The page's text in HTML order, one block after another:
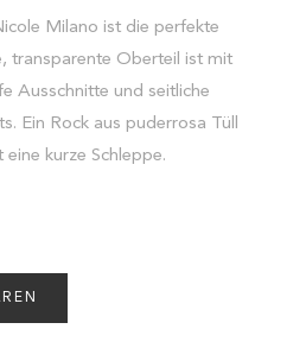
Milano ist die perfekte
transparente Oberteil ist mit
Ausschnitte und seitliche
Ein Rock aus puderrosa Tüll
kurze Schleppe.